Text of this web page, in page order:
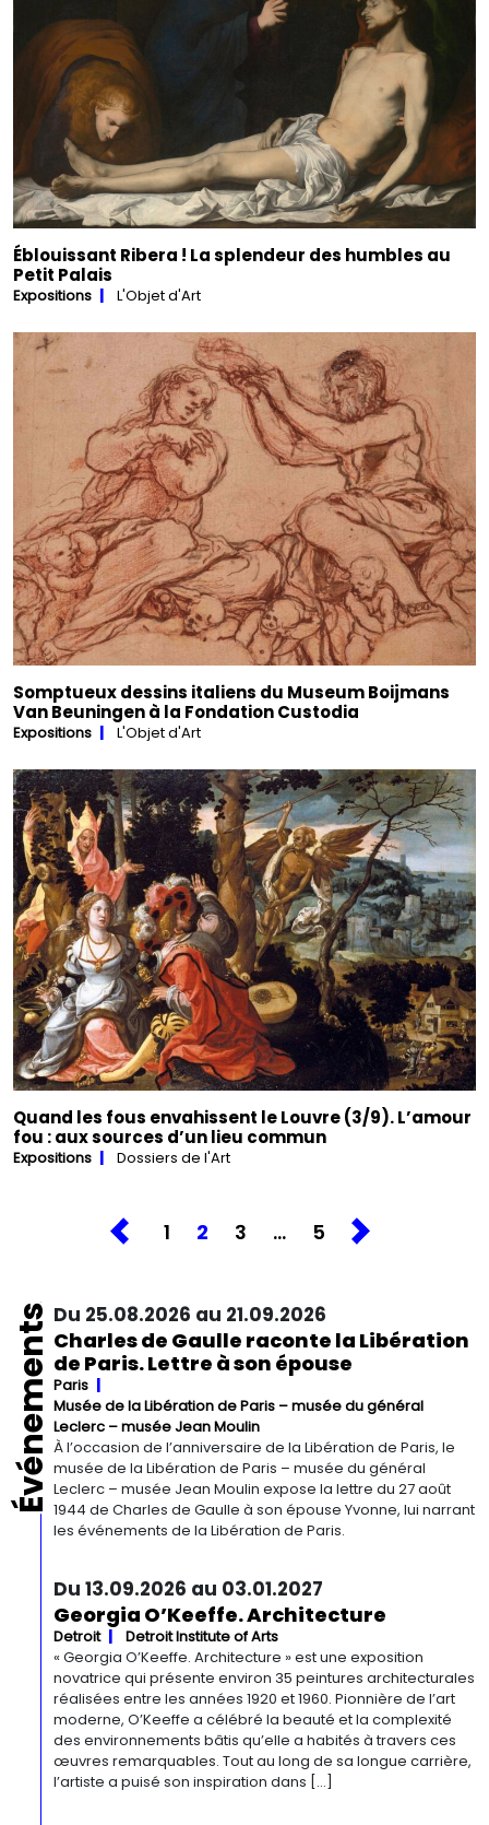
Éblouissant Ribera ! La splendeur des humbles au
Petit Palais
Expositions L'Objet d'Art
Somptueux dessins italiens du Museum Boijmans
Van Beuningen à la Fondation Custodia
Expositions L'Objet d'Art
Quand les fous envahissent le Louvre (3/9). L’amour
fou : aux sources d’un lieu commun
Expositions Dossiers de l'Art
1 2 3 … 5
ÉvénementsDu 25.08.2026 au 21.09.2026
Charles de Gaulle raconte la Libération
de Paris. Lettre à son épouse
Paris
Musée de la Libération de Paris – musée du général
Leclerc – musée Jean Moulin
À l’occasion de l’anniversaire de la Libération de Paris, le
musée de la Libération de Paris – musée du général
Leclerc – musée Jean Moulin expose la lettre du 27 août
1944 de Charles de Gaulle à son épouse Yvonne, lui narrant
les événements de la Libération de Paris.
Du 13.09.2026 au 03.01.2027
Georgia O’Keeffe. Architecture
Detroit
Detroit Institute of Arts
« Georgia O’Keeffe. Architecture » est une exposition
novatrice qui présente environ 35 peintures architecturales
réalisées entre les années 1920 et 1960. Pionnière de l’art
moderne, O’Keeffe a célébré la beauté et la complexité
des environnements bâtis qu’elle a habités à travers ces
œuvres remarquables. Tout au long de sa longue carrière,
l’artiste a puisé son inspiration dans […]